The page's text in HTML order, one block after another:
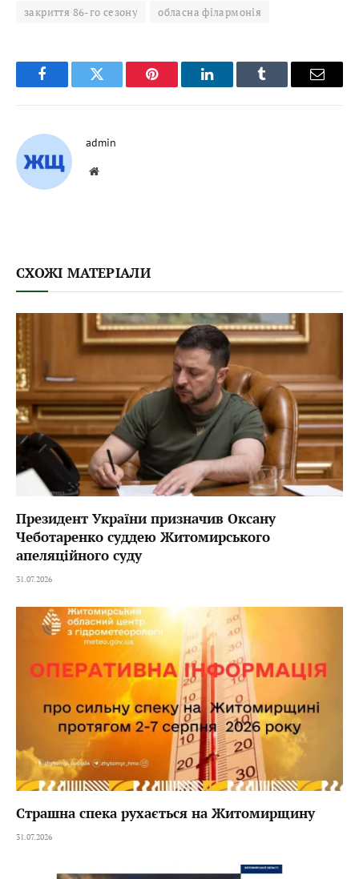
закриття 86-го сезону
обласна філармонія
FacebookTwitter Pinterest LinkedInTumblr Email
admin
Website
СХОЖІ МАТЕРІАЛИ
Президент України призначив Оксану
Чеботаренко суддею Житомирського
апеляційного суду
31.07.2026
Страшна спека рухається на Житомирщину
31.07.2026